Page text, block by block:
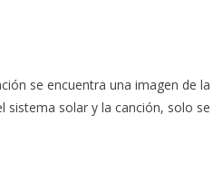
se encuentra una imagen de
sistema solar y la canción, solo